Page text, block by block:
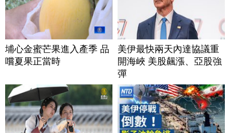
埔心金蜜芒果進入產季 品
嚐夏果正當時
美伊最快兩天內達協議重
開海峽 美股飆漲、亞股強
彈